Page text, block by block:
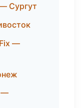
Сургут
—
—